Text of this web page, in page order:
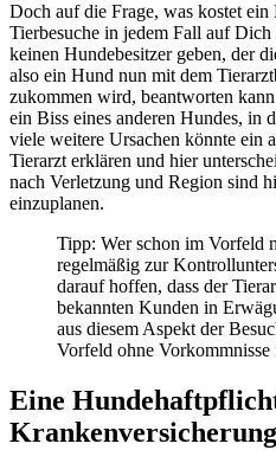
Doch auf die Frage, was kostet
Tierbesuche in jedem Fall auf
keinen Hundebesitzer geben, der
also ein Hund nun mit dem
zukommen wird, beantworten
ein Biss eines anderen Hundes, in
viele weitere Ursachen könnte ein
Tierarzt erklären und hier
nach Verletzung und Region sind
einzuplanen.
Tipp: Wer schon im Vorfeld
regelmäßig zur
darauf hoffen, dass der
bekannten Kunden in
aus diesem Aspekt der
Vorfeld ohne Vorkommnisse
Eine